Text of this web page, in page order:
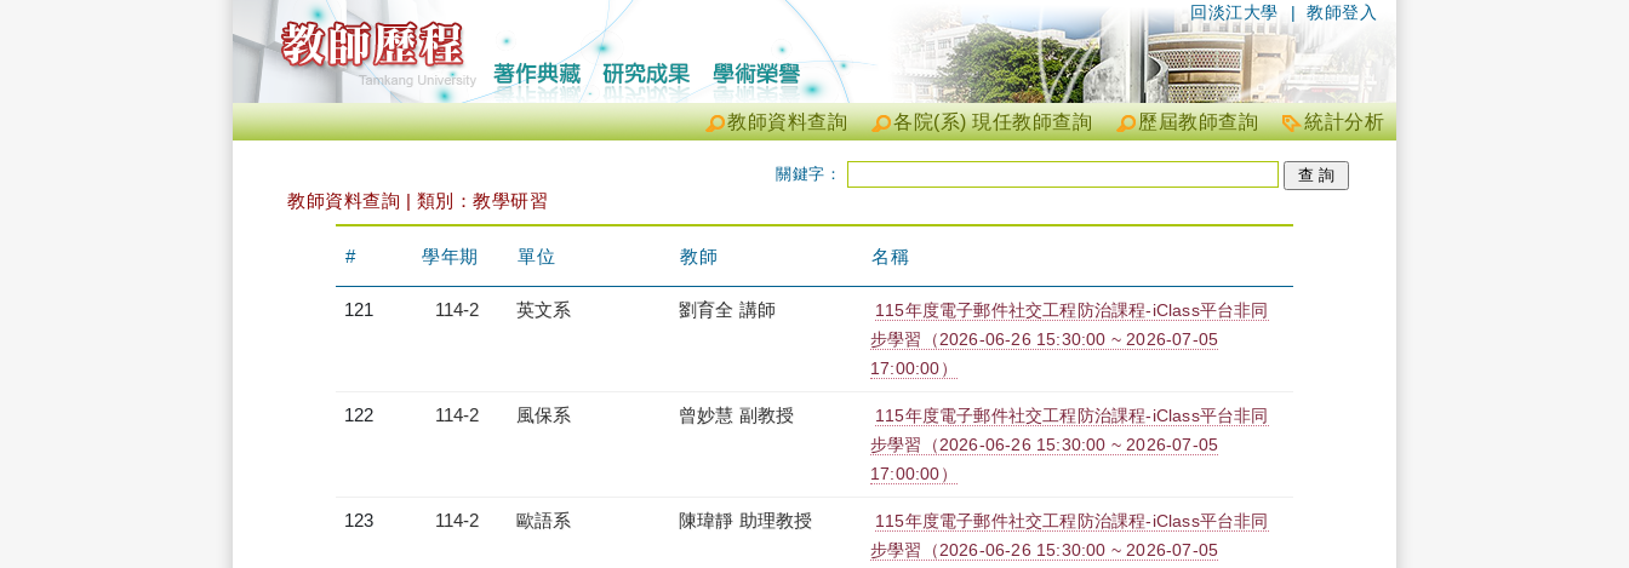
| 教師登入
回淡江大學
統計分析
歷屆教師查詢
各院(系) 現任教師查詢
教師資料查詢
關鍵字：
教師資料查詢 | 類別：教學研習
# 學年期 單位 教師 名稱
121 114-2 英文系 劉育全 講師
115年度電子郵件社交工程防治課程-iClass平台非同
步學習（2026-06-26 15:30:00 ~ 2026-07-05
17:00:00）
122 114-2 風保系 曾妙慧 副教授
115年度電子郵件社交工程防治課程-iClass平台非同
步學習（2026-06-26 15:30:00 ~ 2026-07-05
17:00:00）
123 114-2 歐語系 陳瑋靜 助理教授
115年度電子郵件社交工程防治課程-iClass平台非同
步學習（2026-06-26 15:30:00 ~ 2026-07-05